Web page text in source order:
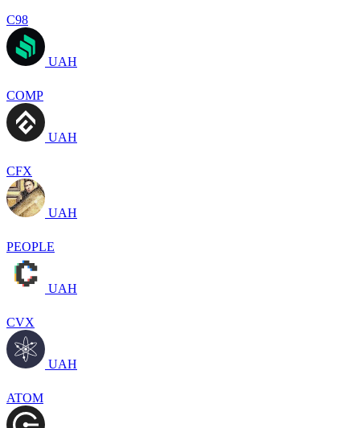
C98
UAH
COMP
UAH
CFX
UAH
PEOPLE
UAH
CVX
UAH
ATOM